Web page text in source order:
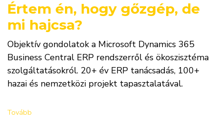
Értem én, hogy gőzgép, de
mi hajcsa?
Objektív gondolatok a Microsoft Dynamics 365
Business Central ERP rendszerről és ökoszisztéma
szolgáltatásokról. 20+ év ERP tanácsadás, 100+
hazai és nemzetközi projekt tapasztalatával.
Tovább